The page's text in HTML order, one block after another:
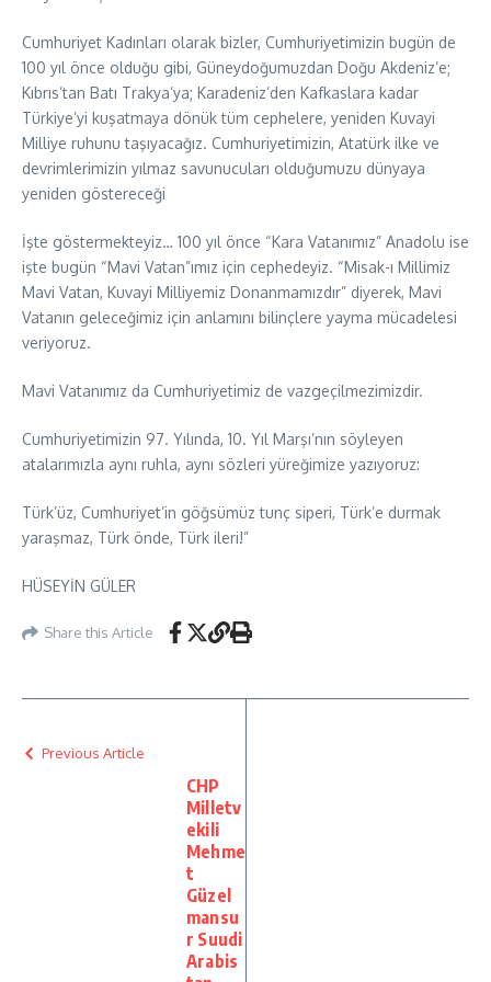
Cumhuriyet Kadınları olarak bizler, Cumhuriyetimizin bugün de
100 yıl önce olduğu gibi, Güneydoğumuzdan Doğu Akdeniz’e;
Kıbrıs’tan Batı Trakya’ya; Karadeniz’den Kafkaslara kadar
Türkiye’yi kuşatmaya dönük tüm cephelere, yeniden Kuvayi
Milliye ruhunu taşıyacağız. Cumhuriyetimizin, Atatürk ilke ve
devrimlerimizin yılmaz savunucuları olduğumuzu dünyaya
yeniden göstereceği
İşte göstermekteyiz… 100 yıl önce “Kara Vatanımız” Anadolu ise
işte bugün “Mavi Vatan”ımız için cephedeyiz. “Misak-ı Millimiz
Mavi Vatan, Kuvayi Milliyemiz Donanmamızdır” diyerek, Mavi
Vatanın geleceğimiz için anlamını bilinçlere yayma mücadelesi
veriyoruz.
Mavi Vatanımız da Cumhuriyetimiz de vazgeçilmezimizdir.
Cumhuriyetimizin 97. Yılında, 10. Yıl Marşı’nın söyleyen
atalarımızla aynı ruhla, aynı sözleri yüreğimize yazıyoruz:
Türk’üz, Cumhuriyet’in göğsümüz tunç siperi, Türk’e durmak
yaraşmaz, Türk önde, Türk ileri!”
HÜSEYİN GÜLER
Share this Article
Previous Article
CHP
Milletv
ekili
Mehme
t
Güzel
mansu
r Suudi
Arabis